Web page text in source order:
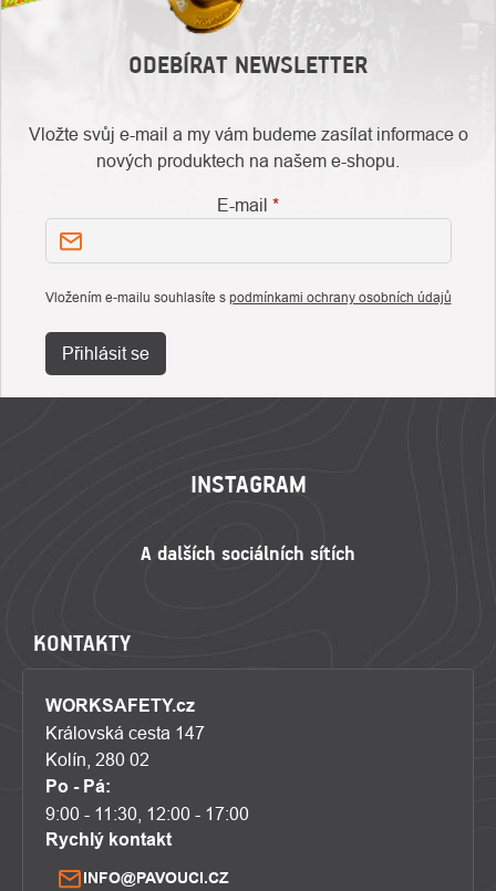
ODEBÍRAT NEWSLETTER
Vložte svůj e-mail a my vám budeme zasílat informace o
nových produktech na našem e-shopu.
E-mail
Vložením e-mailu souhlasíte s podmínkami ochrany osobních údajů
Přihlásit se
INSTAGRAM
KONTAKTY
WORKSAFETY.cz
Královská cesta 147
Kolín, 280 02
Po - Pá:
9:00 - 11:30, 12:00 - 17:00
Rychlý kontakt
INFO@PAVOUCI.CZ